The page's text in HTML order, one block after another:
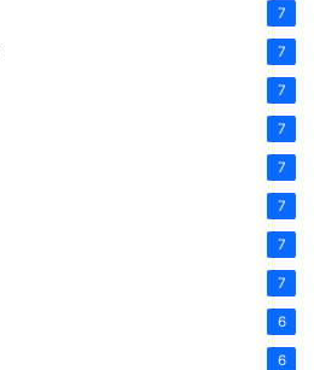
7
7
7
7
7
7
7
7
6
6